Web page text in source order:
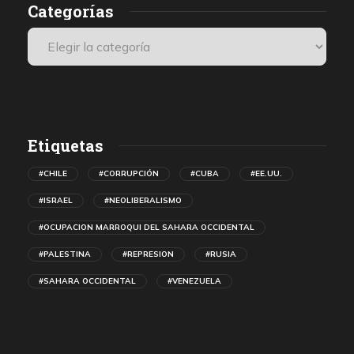
Categorías
Etiquetas
#CHILE #CORRUPCIÓN #CUBA #EE.UU.
#ISRAEL #NEOLIBERALISMO
#OCUPACION MARROQUI DEL SAHARA OCCIDENTAL
#PALESTINA #REPRESION #RUSIA
#SAHARA OCCIDENTAL #VENEZUELA